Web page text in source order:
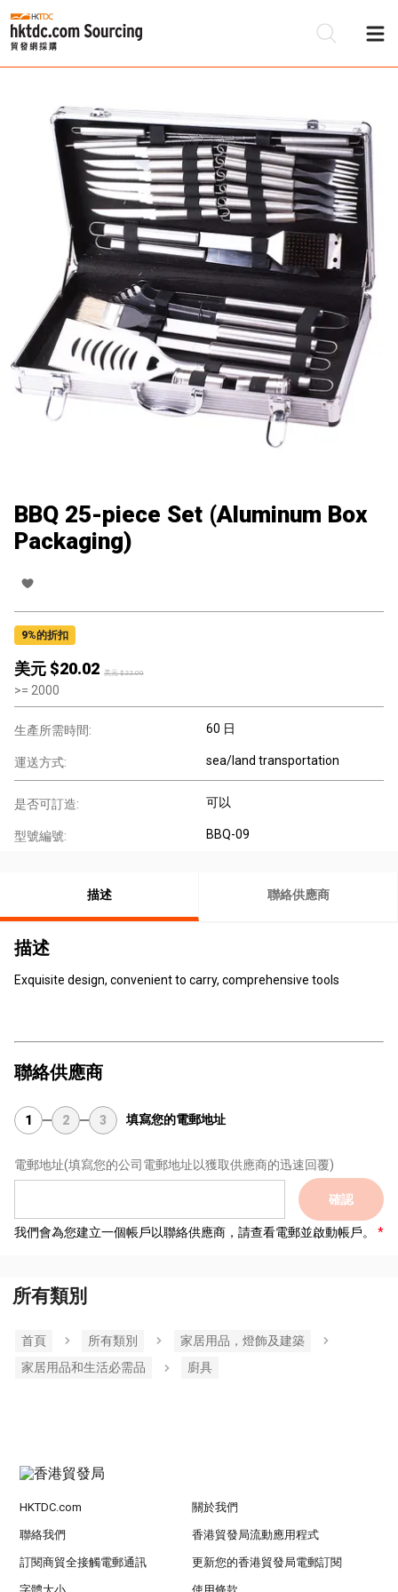
BBQ 25-piece Set (Aluminum Box
Packaging)
9%的折扣
美元 $20.02 美元 $22.00
>= 2000
生產所需時間: 60 日
運送方式: sea/land transportation
是否可訂造: 可以
型號編號: BBQ-09
描述 聯絡供應商
描述
Exquisite design, convenient to carry, comprehensive tools
聯絡供應商
1 2 3 填寫您的電郵地址
電郵地址(填寫您的公司電郵地址以獲取供應商的迅速回覆)
確認
我們會為您建立一個帳戶以聯絡供應商，請查看電郵並啟動帳戶。
所有類別
首頁 所有類別
家居用品，燈飾及建築
家居用品和生活必需品
廚具
HKTDC.com 關於我們
聯絡我們 香港貿發局流動應用程式
訂閱商貿全接觸電郵通訊 更新您的香港貿發局電郵訂閱